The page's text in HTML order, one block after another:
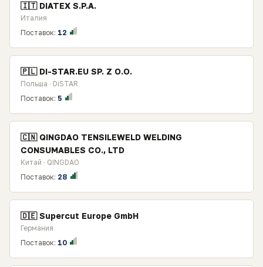
🇮🇹 DIATEX S.P.A.
Италия
Поставок: 12
🇵🇱 DI-STAR.EU SP. Z O.O.
Польша · DiSTAR
Поставок: 5
🇨🇳 QINGDAO TENSILEWELD WELDING
CONSUMABLES CO., LTD
Китай · QINGDAO
Поставок: 28
🇩🇪 Supercut Europe GmbH
Германия
Поставок: 10